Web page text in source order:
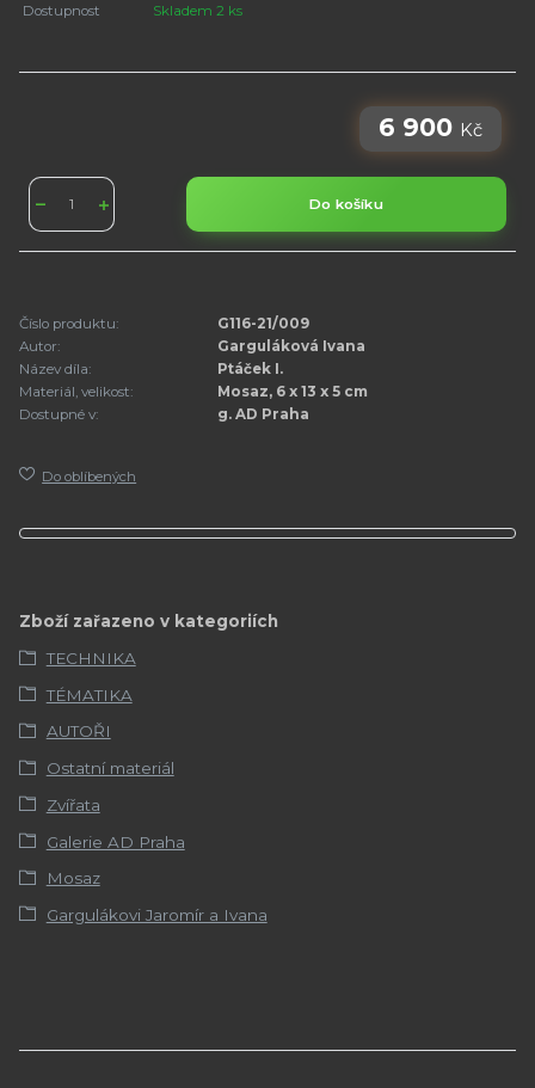
Dostupnost Skladem 2 ks
6 900 Kč
Do košíku
Číslo produktu:
G116-21/009
Autor:
Garguláková Ivana
Název díla:
Ptáček I.
Materiál, velikost:
Mosaz, 6 x 13 x 5 cm
Dostupné v:
g. AD Praha
Do oblíbených
Zboží zařazeno v kategoriích
TECHNIKA
TÉMATIKA
AUTOŘI
Ostatní materiál
Zvířata
Galerie AD Praha
Mosaz
Gargulákovi Jaromír a Ivana